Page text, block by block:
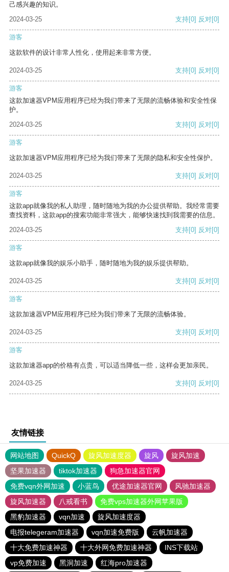
己感兴趣的知识。
2024-03-25
支持[0] 反对[0]
游客
这款软件的设计非常人性化，使用起来非常方便。
2024-03-25 支持[0] 反对[0]
游客
这款加速器VPM应用程序已经为我们带来了无限的流畅体验和安全性保
护。
2024-03-25
支持[0] 反对[0]
游客
这款加速器VPM应用程序已经为我们带来了无限的隐私和安全性保护。
2024-03-25 支持[0] 反对[0]
游客
这款app就像我的私人助理，随时随地为我的办公提供帮助。我经常需要
查找资料，这款app的搜索功能非常强大，能够快速找到我需要的信息。
2024-03-25
支持[0] 反对[0]
游客
这款app就像我的娱乐小助手，随时随地为我的娱乐提供帮助。
2024-03-25 支持[0] 反对[0]
游客
这款加速器VPM应用程序已经为我们带来了无限的流畅体验。
2024-03-25 支持[0] 反对[0]
游客
这款加速器app的价格有点贵，可以适当降低一些，这样会更加亲民。
2024-03-25 支持[0] 反对[0]
友情链接
网站地图 QuickQ 旋风加速度器 旋风
旋风加速
坚果加速器
tiktok加速器
狗急加速器官网
免费vqn外网加速
小蓝鸟 优途加速器官网
风驰加速器
旋风加速器
八戒看书
免费vps加速器外网苹果版
黑豹加速器
vqn加速
旋风加速度器
电报telegeram加速器
vqn加速免费版
云帆加速器
十大免费加速神器
十大外网免费加速神器
INS下载站
vp免费加速
黑洞加速 红海pro加速器